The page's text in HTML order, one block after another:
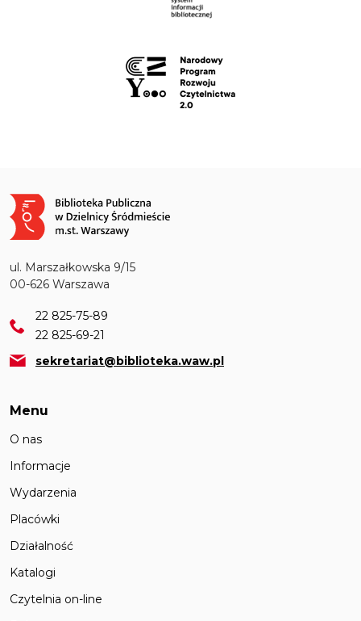
Obraz
ul. Marszałkowska 9/15
00-626 Warszawa
22 825-75-89
22 825-69-21
sekretariat@biblioteka.waw.pl
Menu
O nas
Informacje
Wydarzenia
Placówki
Działalność
Katalogi
Czytelnia on-line